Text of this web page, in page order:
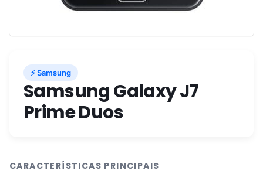
⚡ Samsung
Samsung Galaxy J7
Prime Duos
CARACTERÍSTICAS PRINCIPAIS